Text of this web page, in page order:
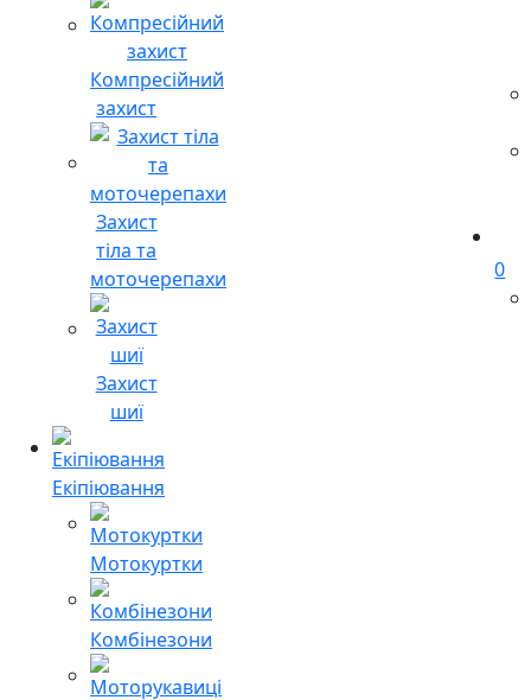
Компресійний
захист
Захист
тіла та
моточерепахи
Захист
шиї
Екіпіювання
Мотокуртки
Комбінезони
0